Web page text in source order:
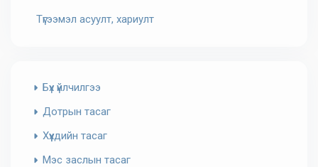
Түгээмэл асуулт, хариулт
Бүх үйлчилгээ
Дотрын тасаг
Хүүхдийн тасаг
Мэс заслын тасаг